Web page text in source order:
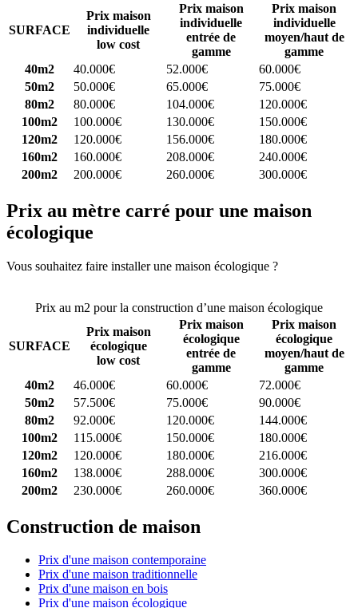
SURFACE
Prix maison
individuelle
low cost
Prix maison
individuelle
entrée de
gamme
Prix maison
individuelle
moyen/haut de
gamme
40m2
40.000€ 52.000€
60.000€
50m2
50.000€ 65.000€
75.000€
80m2
80.000€ 104.000€
120.000€
100m2
100.000€ 130.000€
150.000€
120m2
120.000€ 156.000€
180.000€
160m2
160.000€ 208.000€
240.000€
200m2
200.000€ 260.000€ 300.000€
Prix au mètre carré pour une maison
écologique
Vous souhaitez faire installer une maison écologique ?
Prix au m2 pour la construction d’une maison écologique
SURFACE
Prix maison
écologique
low cost
Prix maison
écologique
entrée de
gamme
Prix maison
écologique
moyen/haut de
gamme
40m2
46.000€ 60.000€
72.000€
50m2
57.500€ 75.000€
90.000€
80m2
92.000€ 120.000€
144.000€
100m2
115.000€ 150.000€
180.000€
120m2
120.000€ 180.000€
216.000€
160m2
138.000€ 288.000€
300.000€
200m2
230.000€ 260.000€ 360.000€
Construction de maison
Prix d'une maison contemporaine
Prix d'une maison traditionnelle
Prix d'une maison en bois
Prix d'une maison écologique